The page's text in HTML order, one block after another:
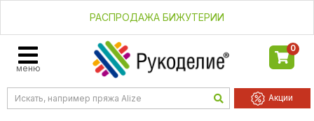
РАСПРОДАЖА БИЖУТЕРИИ
меню
0
Акции